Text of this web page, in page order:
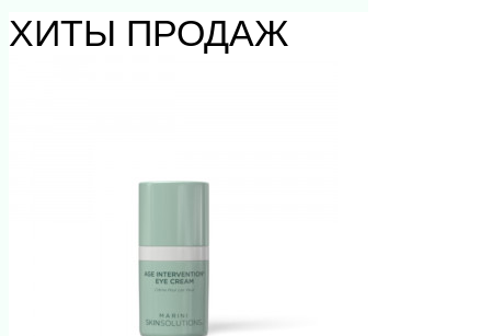
ХИТЫ ПРОДАЖ